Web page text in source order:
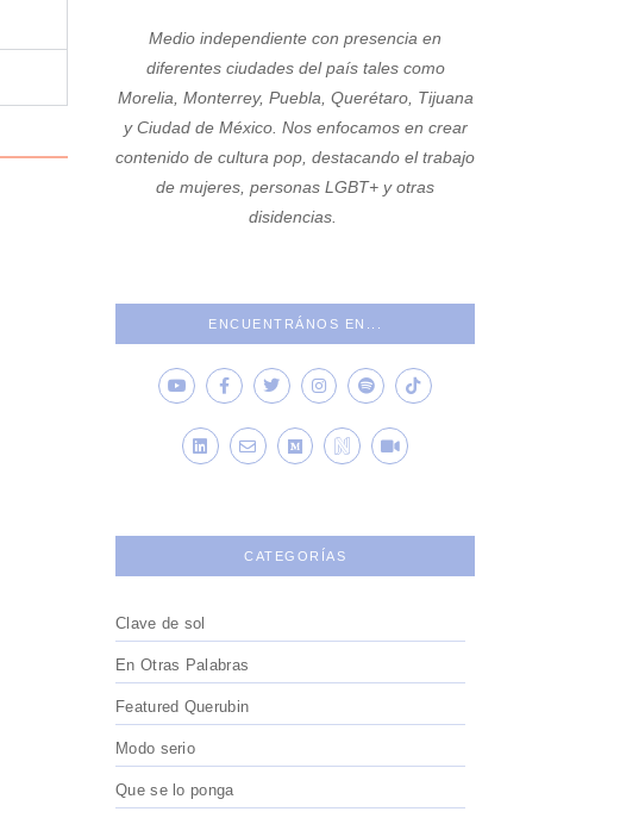
Medio independiente con presencia en
diferentes ciudades del país tales como
Morelia, Monterrey, Puebla, Querétaro, Tijuana
y Ciudad de México. Nos enfocamos en crear
contenido de cultura pop, destacando el trabajo
de mujeres, personas LGBT+ y otras
disidencias.
ENCUENTRÁNOS EN...
CATEGORÍAS
Clave de sol
En Otras Palabras
Featured Querubin
Modo serio
Que se lo ponga